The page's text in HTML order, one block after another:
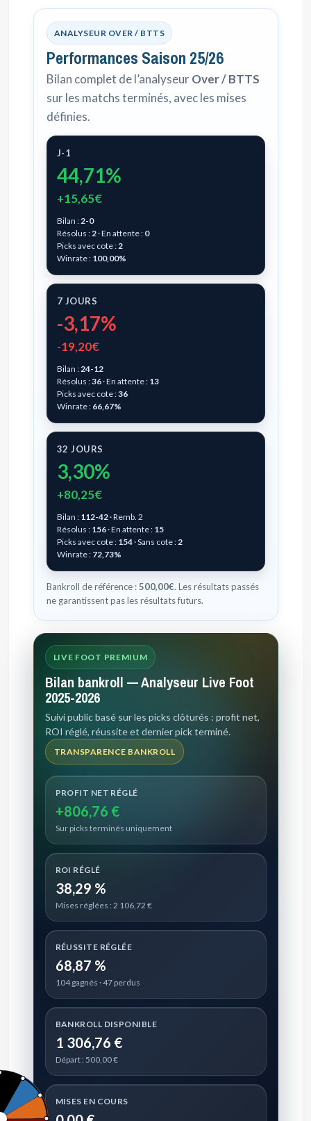
ANALYSEUR OVER / BTTS
Performances Saison 25/26
Bilan complet de l’analyseurOver / BTTS
sur les matchs terminés, avec les mises
définies.
J-1
44,71%
+15,65€
Bilan : 2-0
Résolus : 2· En attente : 0
Picks avec cote : 2
Winrate : 100,00%
7 JOURS
-3,17%
-19,20€
Bilan : 24-12
Résolus :36· En attente : 13
Picks avec cote :36
Winrate : 66,67%
32 JOURS
3,30%
+80,25€
Bilan : 112-42· Remb. 2
Résolus : 156· En attente : 15
Picks avec cote : 154· Sans cote : 2
Winrate : 72,73%
Bankroll de référence :500,00€. Les résultats passés
ne garantissent pas les résultats futurs.
LIVE FOOT PREMIUM
Bilan bankroll — Analyseur Live Foot
2025-2026
Suivi public basé sur les picks clôturés : profit net,
ROI réglé, réussite et dernier pick terminé.
TRANSPARENCE BANKROLL
PROFIT NET RÉGLÉ
+806,76 €
Sur picks terminés uniquement
ROI RÉGLÉ
38,29 %
Mises réglées : 2 106,72 €
RÉUSSITE RÉGLÉE
68,87 %
104 gagnés · 47 perdus
BANKROLL DISPONIBLE
1 306,76 €
Départ : 500,00 €
MISES EN COURS